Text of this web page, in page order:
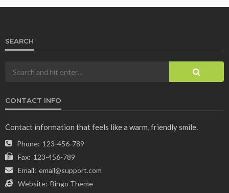
SEARCH
CONTACT INFO
Contact information that feels like a warm, friendly smile.
Phone: 123-456-789
Fax: 123-456-789
Email: email@support.com
Website: Bingo Theme